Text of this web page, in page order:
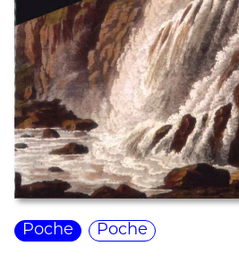
Manuscrits
Foreign rights
Contact
Mentions légales
Newsletter
Poche Poche